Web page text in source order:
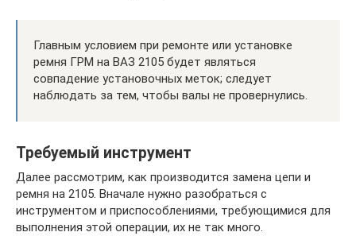
Главным условием при ремонте или установке
ремня ГРМ на ВАЗ 2105 будет являться
совпадение установочных меток; следует
наблюдать за тем, чтобы валы не провернулись.
Требуемый инструмент
Далее рассмотрим, как производится замена цепи и
ремня на 2105. Вначале нужно разобраться с
инструментом и приспособлениями, требующимися для
выполнения этой операции, их не так много.